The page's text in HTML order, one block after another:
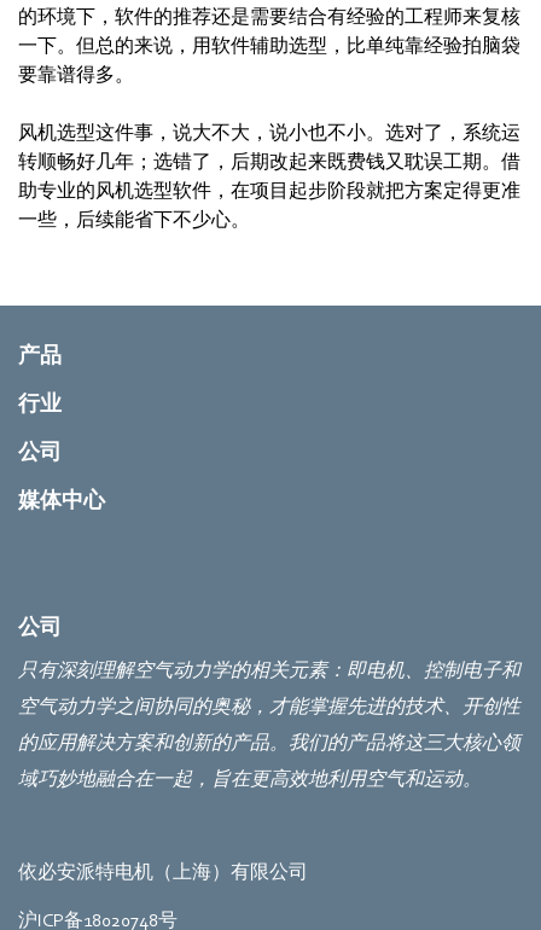
的环境下，软件的推荐还是需要结合有经验的工程师来复核
一下。但总的来说，用软件辅助选型，比单纯靠经验拍脑袋
要靠谱得多。
风机选型这件事，说大不大，说小也不小。选对了，系统运
转顺畅好几年；选错了，后期改起来既费钱又耽误工期。借
助专业的风机选型软件，在项目起步阶段就把方案定得更准
一些，后续能省下不少心。
产品
行业
公司
媒体中心
公司
只有深刻理解空气动力学的相关元素：即电机、控制电子和
空气动力学之间协同的奥秘，才能掌握先进的技术、开创性
的应用解决方案和创新的产品。我们的产品将这三大核心领
域巧妙地融合在一起，旨在更高效地利用空气和运动。
依必安派特电机（上海）有限公司
沪ICP备18020748号